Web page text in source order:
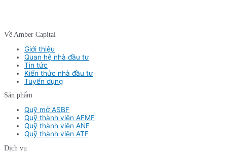
Về Amber Capital
Giới thiệu
Quan hệ nhà đầu tư
Tin tức
Kiến thức nhà đầu tư
Tuyển dụng
Sản phẩm
Quỹ mở ASBF
Quỹ thành viên AFMF
Quỹ thành viên ANE
Quỹ thành viên ATF
Dịch vụ